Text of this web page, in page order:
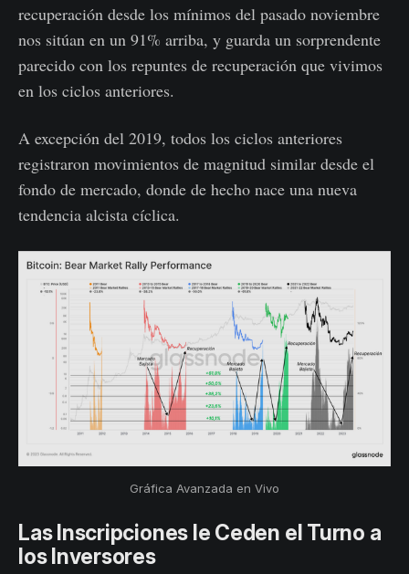
recuperación desde los mínimos del pasado noviembre
nos sitúan en un 91% arriba, y guarda un sorprendente
parecido con los repuntes de recuperación que vivimos
en los ciclos anteriores.
A excepción del 2019, todos los ciclos anteriores
registraron movimientos de magnitud similar desde el
fondo de mercado, donde de hecho nace una nueva
tendencia alcista cíclica.
Gráfica Avanzada en Vivo
Las Inscripciones le Ceden el Turno a
los Inversores